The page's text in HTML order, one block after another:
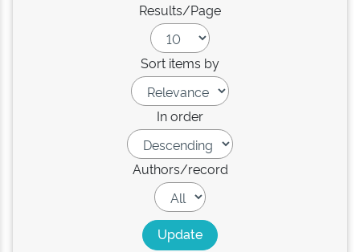
Results/Page
Sort items by
In order
Authors/record